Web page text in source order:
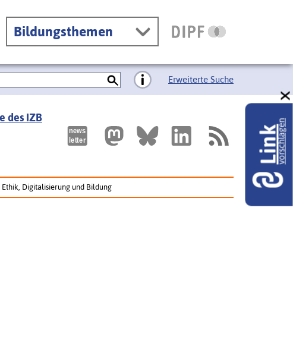
Bildungsthemen
Erweiterte Suche
des IZB
Digitalisierung und Bildung
Linkvorschlagen